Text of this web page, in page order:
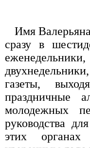
Имя
сразу в
газеты,
праздничные
молодежных
руководства
этих